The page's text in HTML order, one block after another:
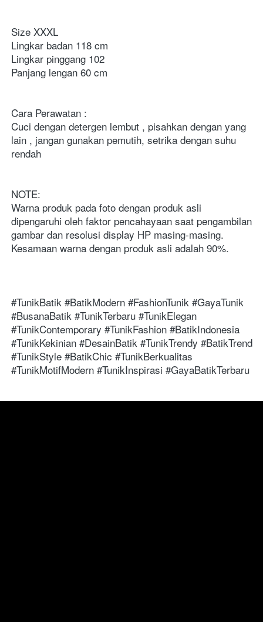
Size XXXL
Lingkar badan 118 cm
Lingkar pinggang 102
Panjang lengan 60 cm
Cara Perawatan :
Cuci dengan detergen lembut , pisahkan dengan yang
lain , jangan gunakan pemutih, setrika dengan suhu
rendah
NOTE:
Warna produk pada foto dengan produk asli
dipengaruhi oleh faktor pencahayaan saat pengambilan
gambar dan resolusi display HP masing-masing.
Kesamaan warna dengan produk asli adalah 90%.
#TunikBatik #BatikModern #FashionTunik #GayaTunik
#BusanaBatik #TunikTerbaru #TunikElegan
#TunikContemporary #TunikFashion #BatikIndonesia
#TunikKekinian #DesainBatik #TunikTrendy #BatikTrend
#TunikStyle #BatikChic #TunikBerkualitas
#TunikMotifModern #TunikInspirasi #GayaBatikTerbaru